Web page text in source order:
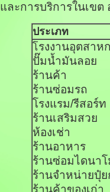
และการบริการในเขต
ประเภท
โรงงา
ปั๊มน้ำมันลอย
ร้านค้า
ร้านซ่อมรถ
โรงแรม/รีสอร์ท
ร้านเสริมสวย
ห้องเช่า
ร้านอาหาร
ร้านซ่อมไดนา
ร้านจำหน่ายปุ๋
ร้านค้าของเก่า